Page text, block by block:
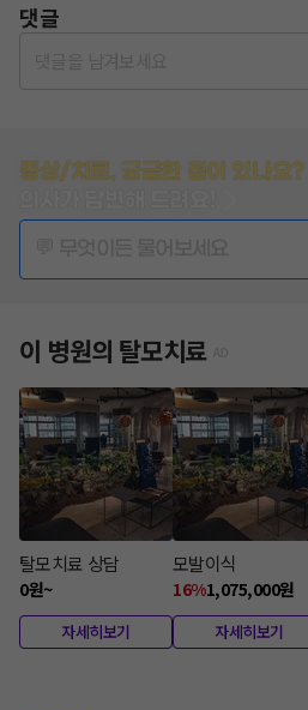
댓글
증상/치료, 궁금한 점이 있나요?
이 병원의 탈모치료
탈모치료 상담
0원~
자세히보기
모발이식
16%1,075,000원
자세히보기